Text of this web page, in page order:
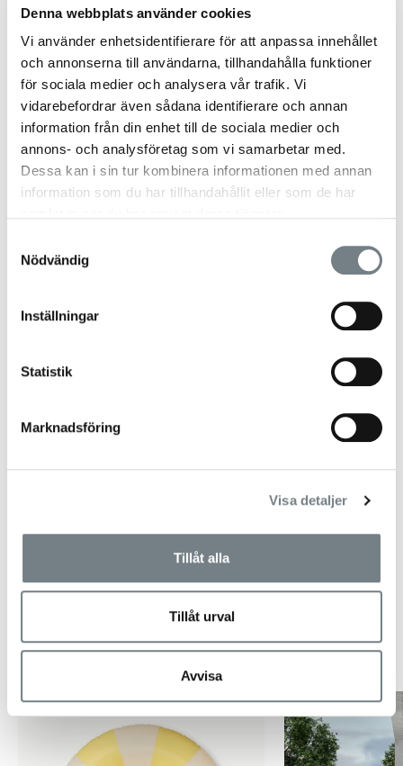
Denna webbplats använder cookies
Vi använder enhetsidentifierare för att anpassa innehållet
och annonserna till användarna, tillhandahålla funktioner
för sociala medier och analysera vår trafik. Vi
vidarebefordrar även sådana identifierare och annan
information från din enhet till de sociala medier och
annons- och analysföretag som vi samarbetar med.
Dessa kan i sin tur kombinera informationen med annan
information som du har tillhandahållit eller som de har
Nödvändig
Inställningar
Statistik
Marknadsföring
Visa detaljer
Tillåt alla
Tillåt urval
Avvisa
sensommarkvällar. Självklart går det även bra att
odla i. Kanske en kombination? Nockdekoration och
automatiska fönsteröppnare ingår. Liksom övriga
växthus är detta helt tillverkat i Belgien.
Teknisk specifikation
Relaterade produkter
Populära produkter